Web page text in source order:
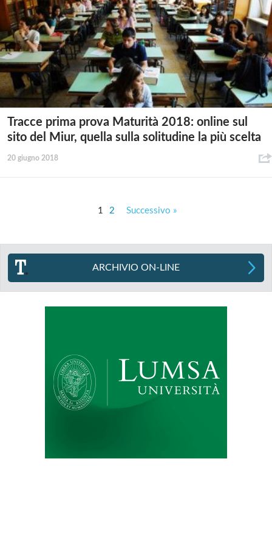
Tracce prima prova Maturità 2018: online sul
sito del Miur, quella sulla solitudine la più scelta
20 giugno 2018
1 2 Successivo »
ARCHIVIO ON-LINE